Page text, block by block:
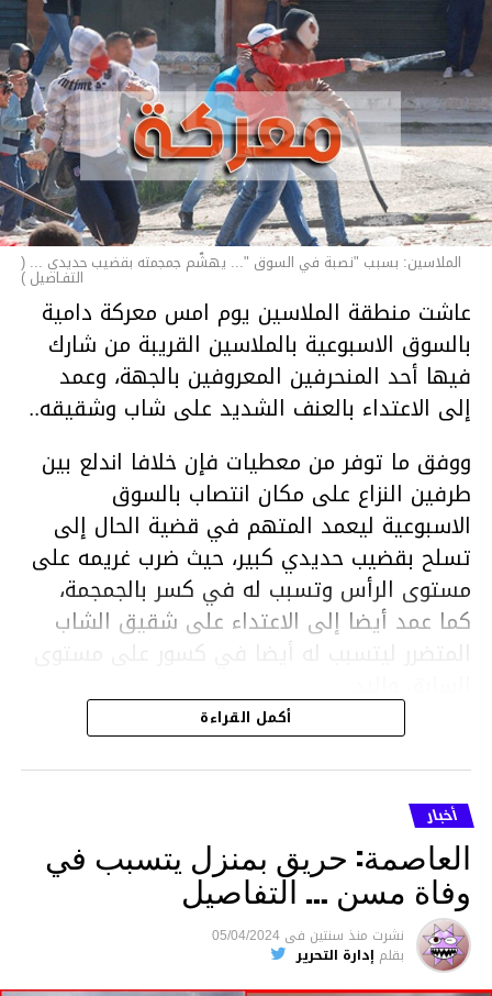
الملاسين: بسبب "نصبة في السوق "... يهشّم جمجمته بقضيب حديدي ... (
التفـاصيل )
عاشت منطقة الملاسين يوم امس معركة دامية
بالسوق الاسبوعية بالملاسين القريبة من شارك
فيها أحد المنحرفين المعروفين بالجهة، وعمد
إلى الاعتداء بالعنف الشديد على شاب وشقيقه..
ووفق ما توفر من معطيات فإن خلافا اندلع بين
طرفين النزاع على مكان انتصاب بالسوق
الاسبوعية ليعمد المتهم في قضية الحال إلى
تسلح بقضيب حديدي كبير، حيث ضرب غريمه على
مستوى الرأس وتسبب له في كسر بالجمجمة،
كما عمد أيضا إلى الاعتداء على شقيق الشاب
المتضرر ليتسبب له أيضا في كسور على مستوى
هذا وقد تمكن أعوان مركز الأمن الوطني بحي
هلال في توقيت قياسي من محاصرة المشتبه به
والقبض عليه وإحالته على التحقيق في خصوص
ما نُسبه إليه.
متابعة
قسم الاخبار
أكمل القراءة
أخبار
العاصمة: حريق بمنزل يتسبب في
وفاة مسن … التفاصيل
نشرت منذ سنتين فى 05/04/2024
بقلم إدارة التحرير